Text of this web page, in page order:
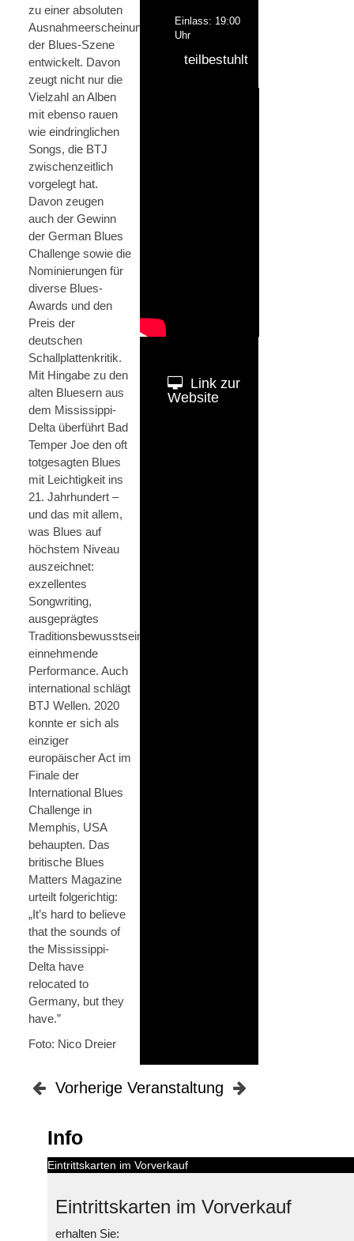
zu einer absoluten
Ausnahmeerscheinung
der Blues-Szene
entwickelt. Davon
zeugt nicht nur die
Vielzahl an Alben
mit ebenso rauen
wie eindringlichen
Songs, die BTJ
zwischenzeitlich
vorgelegt hat.
Davon zeugen
auch der Gewinn
der German Blues
Challenge sowie die
Nominierungen für
diverse Blues-
Awards und den
Preis der
deutschen
Schallplattenkritik.
Mit Hingabe zu den
alten Bluesern aus
dem Mississippi-
Delta überführt Bad
Temper Joe den oft
totgesagten Blues
mit Leichtigkeit ins
21. Jahrhundert –
und das mit allem,
was Blues auf
höchstem Niveau
auszeichnet:
exzellentes
Songwriting,
ausgeprägtes
Traditionsbewusstsein,
einnehmende
Performance. Auch
international schlägt
BTJ Wellen. 2020
konnte er sich als
einziger
europäischer Act im
Finale der
International Blues
Challenge in
Memphis, USA
behaupten. Das
britische Blues
Matters Magazine
urteilt folgerichtig:
„It’s hard to believe
that the sounds of
the Mississippi-
Delta have
relocated to
Germany, but they
have.”
Foto: Nico Dreier
Einlass: 19:00
Uhr
teilbestuhlt
Link zur
Website
Vorherige Veranstaltung
Info
Eintrittskarten im Vorverkauf
Eintrittskarten im Vorverkauf
erhalten Sie: